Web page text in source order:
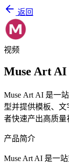
返回
视频
Muse Art AI
Muse Art AI 是一
型并提供模板、
者快速产出高质量
产品简介
Muse Art AI 是一